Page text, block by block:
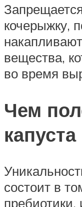
кочерыжку,
вещества,
во время
Чем
капуста
состоит в
пребиотики,